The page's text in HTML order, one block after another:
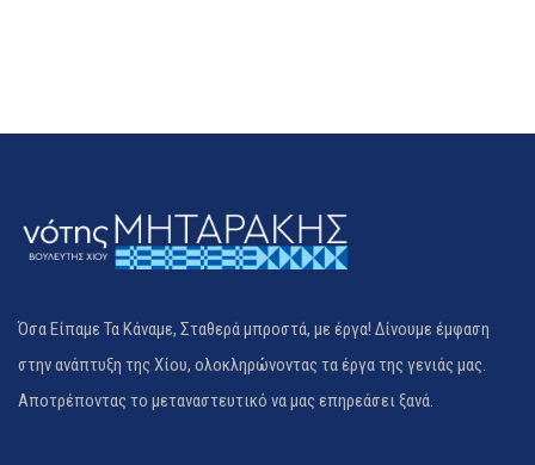
Όσα Είπαμε Τα Κάναμε, Σταθερά μπροστά, με έργα! Δίνουμε έμφαση
στην ανάπτυξη της Χίου, ολοκληρώνοντας τα έργα της γενιάς μας.
Αποτρέποντας το μεταναστευτικό να μας επηρεάσει ξανά.